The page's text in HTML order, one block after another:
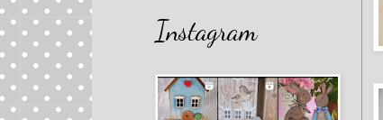
Instagram